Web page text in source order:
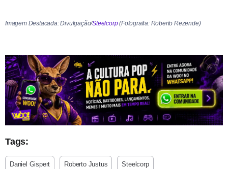
Imagem Destacada: Divulgação/Steelcorp(Fotografia: Roberto Rezende)
Tags:
Daniel Gispert Roberto Justus Steelcorp